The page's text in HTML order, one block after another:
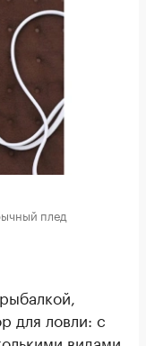
плед
для ловли: с